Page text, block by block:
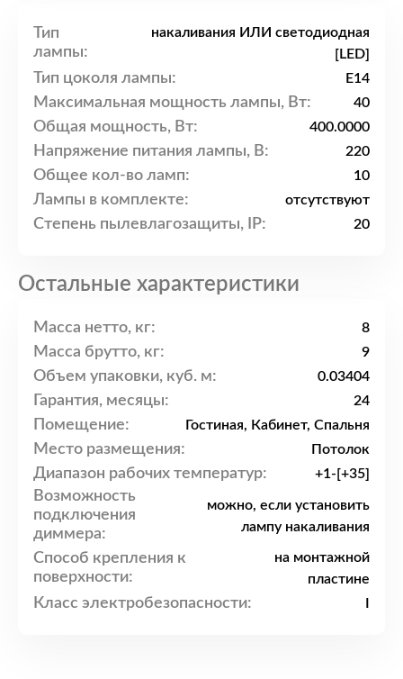
Тип
лампы:
накаливания ИЛИ светодиодная
[LED]
Тип цоколя лампы: E14
Максимальная мощность лампы, Вт: 40
Общая мощность, Вт: 400.0000
Напряжение питания лампы, В: 220
Общее кол-во ламп: 10
Лампы в комплекте: отсутствуют
Степень пылевлагозащиты, IP: 20
Остальные характеристики
Масса нетто, кг: 8
Масса брутто, кг: 9
Объем упаковки, куб. м: 0.03404
Гарантия, месяцы: 24
Помещение: Гостиная, Кабинет, Спальня
Место размещения: Потолок
Диапазон рабочих температур: +1-[+35]
Возможность
подключения
диммера:
можно, если установить
лампу накаливания
Способ крепления к
поверхности:
на монтажной
пластине
Класс электробезопасности: